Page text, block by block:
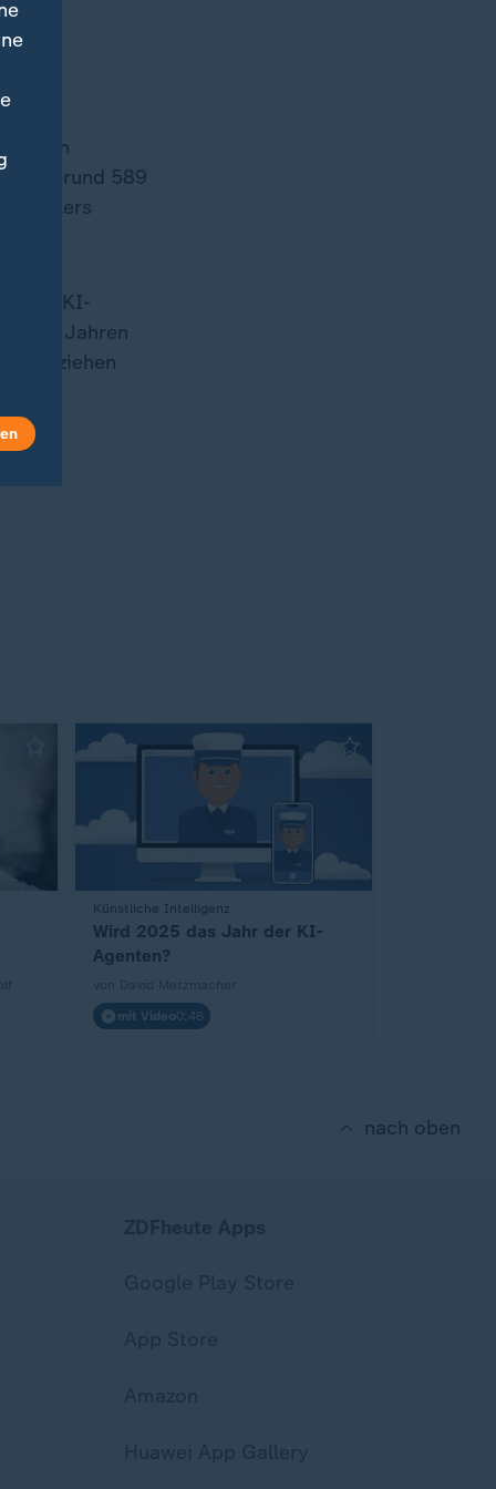
ersten
ein - rund 589
KI-
Jahren
sich ziehen
Künstliche Intelligenz
:
Wird 2025 das Jahr der KI-
Agenten?
mit Video0:46
nach oben